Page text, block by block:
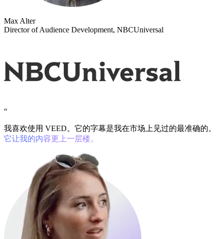
Max Alter
Director of Audience Development, NBCUniversal
“
我喜欢使用 VEED。它的字幕是我在市场上见过的最准确的。
它让我的内容更上一层楼。